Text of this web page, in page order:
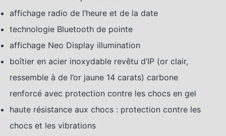
affichage radio de l’heure et de la date
technologie Bluetooth de pointe
affichage Neo Display illumination
boîtier en acier inoxydable revêtu d’IP (or clair,
ressemble à de l’or jaune 14 carats) carbone
renforcé avec protection contre les chocs en gel
haute résistance aux chocs : protection contre les
chocs et les vibrations